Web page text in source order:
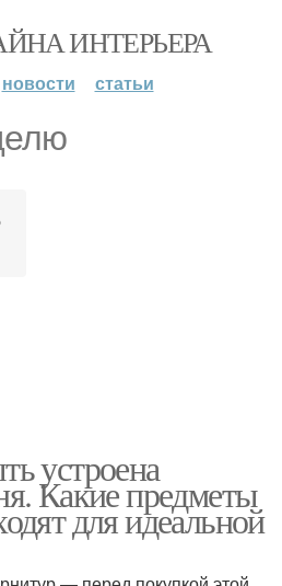
ИНТЕРЬЕРА
новости статьи
устроена
Какие предметы
для идеальной